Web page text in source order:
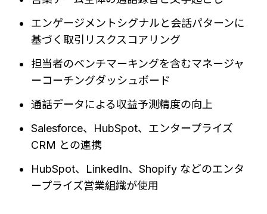
エンゲージメントシグナルと会話パターンに
基づく取引リスクスコアリング
担当者のベンチマーキングを含むマネージャ
ーコーチングダッシュボード
通話データによる収益予測精度の向上
Salesforce、HubSpot、エンタープライズ
CRM との連携
HubSpot、LinkedIn、Shopify などのエンタ
ープライズ営業組織が使用